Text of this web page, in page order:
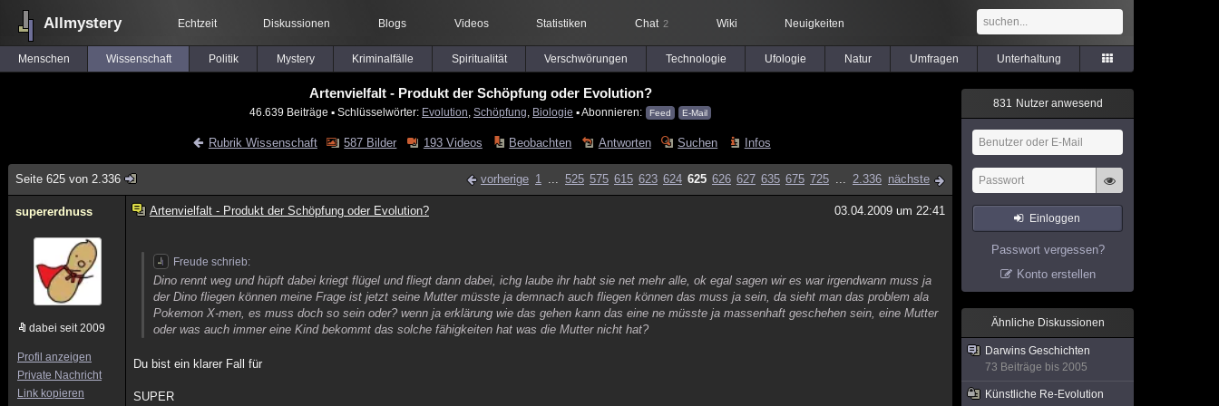
Allmystery Echtzeit Diskussionen Blogs Videos Statistiken Chat 2 Wiki Neuigkeiten
Menschen Wissenschaft Politik Mystery Kriminalfälle Spiritualität Verschwörungen Technologie Ufologie Natur Umfragen Unterhaltung
Artenvielfalt - Produkt der Schöpfung oder Evolution?
46.639 Beiträge ▪ Schlüsselwörter: Evolution Schöpfung Biologie ▪ Abonnieren: Feed E-Mail
Rubrik Wissenschaft 587 Bilder 193 Videos Beobachten Antworten Suchen Infos
Seite 625 von 2.336 vorherige 1 ... 525 575 615 623 624 625 626 627 635 675 725 ... 2.336 nächste
supererdnuss
dabei seit 2009
Profil anzeigen
Private Nachricht
Link kopieren
Artenvielfalt - Produkt der Schöpfung oder Evolution? 03.04.2009 um 22:41
Freude schrieb:
Dino rennt weg und hüpft dabei kriegt flügel und fliegt dann dabei, ichg laube ihr habt sie net mehr alle, ok egal sagen wir es war irgendwann muss ja
der Dino fliegen können meine Frage ist jetzt seine Mutter müsste ja demnach auch fliegen können das muss ja sein, da sieht man das problem ala
Pokemon X-men, es muss doch so sein oder? wenn ja erklärung wie das gehen kann das eine ne müsste ja massenhaft geschehen sein, eine Mutter
oder was auch immer eine Kind bekommt das solche fähigkeiten hat was die Mutter nicht hat?
Du bist ein klarer Fall für
SUPER
831 Nutzer anwesend
Einloggen
Passwort vergessen?
Konto erstellen
Ähnliche Diskussionen
Darwins Geschichten
73 Beiträge bis 2005
Künstliche Re-Evolution